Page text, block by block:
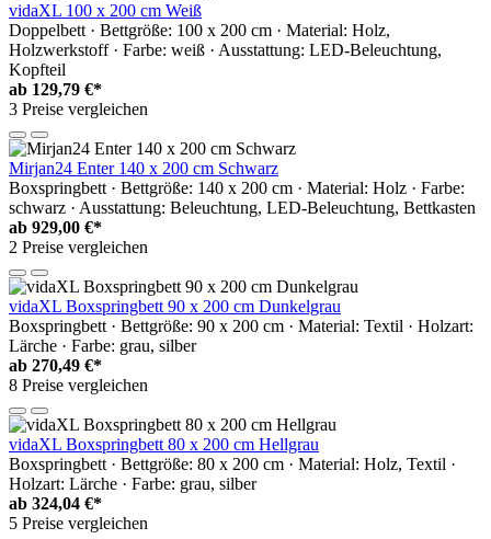
vidaXL 100 x 200 cm Weiß
Doppelbett · Bettgröße: 100 x 200 cm · Material: Holz,
Holzwerkstoff · Farbe: weiß · Ausstattung: LED-Beleuchtung,
Kopfteil
ab 129,79 €*
3 Preise vergleichen
Mirjan24 Enter 140 x 200 cm Schwarz
Boxspringbett · Bettgröße: 140 x 200 cm · Material: Holz · Farbe:
schwarz · Ausstattung: Beleuchtung, LED-Beleuchtung, Bettkasten
ab 929,00 €*
2 Preise vergleichen
vidaXL Boxspringbett 90 x 200 cm Dunkelgrau
Boxspringbett · Bettgröße: 90 x 200 cm · Material: Textil · Holzart:
Lärche · Farbe: grau, silber
ab 270,49 €*
8 Preise vergleichen
vidaXL Boxspringbett 80 x 200 cm Hellgrau
Boxspringbett · Bettgröße: 80 x 200 cm · Material: Holz, Textil ·
Holzart: Lärche · Farbe: grau, silber
ab 324,04 €*
5 Preise vergleichen